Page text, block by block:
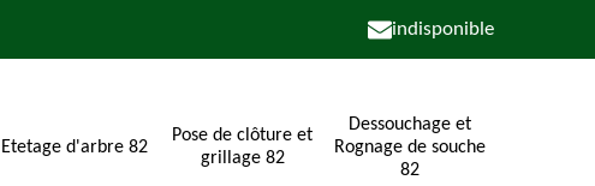
indisponible
Etetage d'arbre 82
Pose de clôture et
grillage 82
Dessouchage et
Rognage de souche
82